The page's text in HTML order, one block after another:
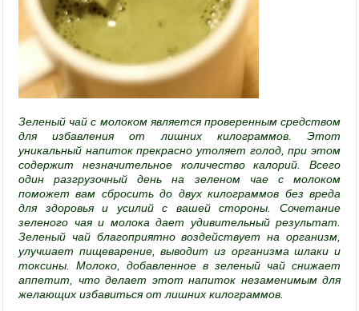
Зеленый чай с молоком является проверенным средством
для избавления от лишних килограммов. Этот
уникальный напиток прекрасно утоляет голод, при этом
содержит незначительное количество калорий. Всего
один разгрузочный день на зеленом чае с молоком
поможет вам сбросить до двух килограммов без вреда
для здоровья и усилий с вашей стороны. Сочетание
зеленого чая и молока дает удивительный результат.
Зеленый чай благоприятно воздействует на организм,
улучшает пищеварение, выводит из организма шлаки и
токсины. Молоко, добавленное в зеленый чай снижает
аппетит, что делает этот напиток незаменимым для
желающих избавиться от лишних килограммов.